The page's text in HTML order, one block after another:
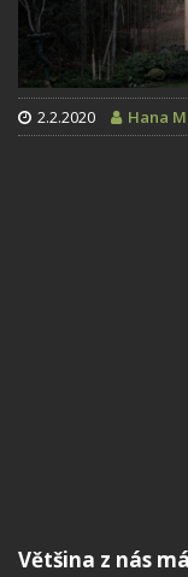
2.2.2020 Hana
Většina z nás